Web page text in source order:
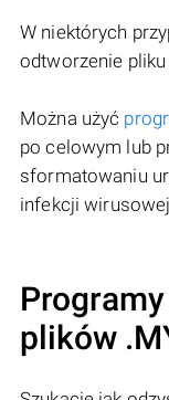
W niektórych
odtworzenie pliku
Można użyć
po celowym lub
sformatowaniu
infekcji
plików